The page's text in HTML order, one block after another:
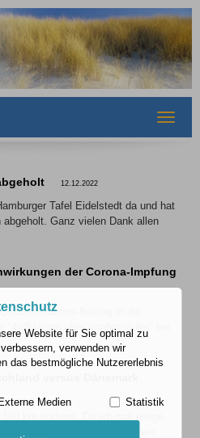
Toggle
12.12.2022
Tafel Eidelstedt da und hat
Ganz vielen Dank allen
der Corona-Impfung
Beitrag in der
über Impfschäden" bei
versus Dänemark
km entfernt. Da ich mal einige
Kliniken und Fachbereichen
Website für Sie optimal zu
verwenden wir
das bestmögliche Nutzererlebnis
Medien Statistik